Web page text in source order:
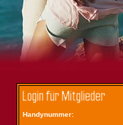
Handynummer: